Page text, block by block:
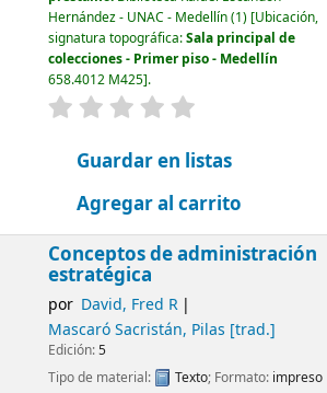
Hernández - UNAC - Medellín(1) Ubicación,
signatura topográfica:Sala principal de
colecciones - Primer piso - Medellín
658.4012 M425 .
valoración
Guardar en listas
Agregar al carrito
Conceptos de administración
estratégica
por David, Fred R
Mascaró Sacristán, Pilas [trad.]
Edición:5
Tipo de material:
Texto; Formato: impreso